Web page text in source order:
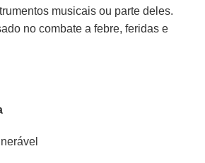
musicais ou parte deles.
no combate a febre, feridas e